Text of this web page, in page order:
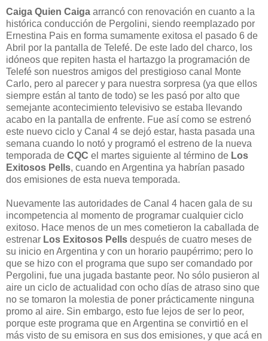
Caiga Quien Caiga arrancó con renovación en cuanto a la
histórica conducción de Pergolini, siendo reemplazado por
Ernestina Pais en forma sumamente exitosa el pasado 6 de
Abril por la pantalla de Telefé. De este lado del charco, los
idóneos que repiten hasta el hartazgo la programación de
Telefé son nuestros amigos del prestigioso canal Monte
Carlo, pero al parecer y para nuestra sorpresa (ya que ellos
siempre están al tanto de todo) se les pasó por alto que
semejante acontecimiento televisivo se estaba llevando
acabo en la pantalla de enfrente. Fue así como se estrenó
este nuevo ciclo y Canal 4 se dejó estar, hasta pasada una
semana cuando lo notó y programó el estreno de la nueva
temporada de CQC el martes siguiente al término de Los
Exitosos Pells, cuando en Argentina ya habrían pasado
dos emisiones de esta nueva temporada.
Nuevamente las autoridades de Canal 4 hacen gala de su
incompetencia al momento de programar cualquier ciclo
exitoso. Hace menos de un mes cometieron la caballada de
estrenar Los Exitosos Pells después de cuatro meses de
su inicio en Argentina y con un horario paupérrimo; pero lo
que se hizo con el programa que supo ser comandado por
Pergolini, fue una jugada bastante peor. No sólo pusieron al
aire un ciclo de actualidad con ocho días de atraso sino que
no se tomaron la molestia de poner prácticamente ninguna
promo al aire. Sin embargo, esto fue lejos de ser lo peor,
porque este programa que en Argentina se convirtió en el
más visto de su emisora en sus dos emisiones, y que acá en